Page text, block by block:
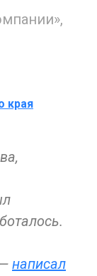
края
написал